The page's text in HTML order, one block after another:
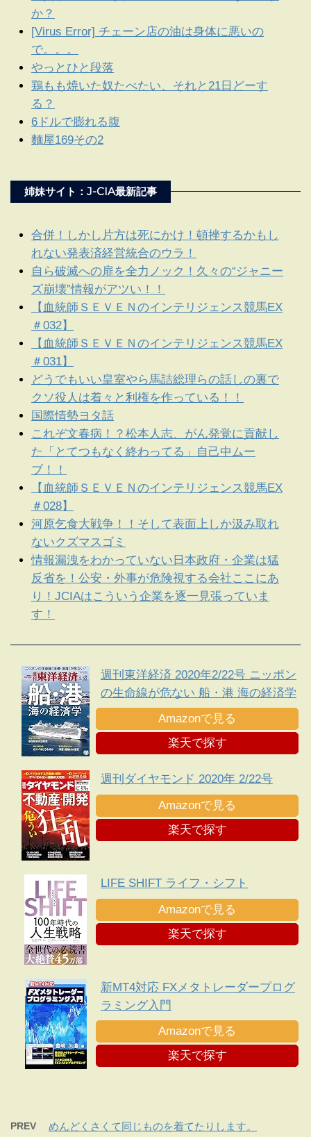
か？
[Virus Error] チェーン店の油は身体に悪いの
で。。。
やっとひと段落
鶏もも焼いた奴たべたい、それと21日どーす
る？
6ドルで膨れる腹
麵屋169その2
姉妹サイト：J-CIA最新記事
合併！しかし片方は死にかけ！頓挫するかもし
れない発表済経営統合のウラ！
自ら破滅への扉を全力ノック！久々の“ジャニー
ズ崩壊”情報がアツい！！
【血統師ＳＥＶＥＮのインテリジェンス競馬EX
＃032】
【血統師ＳＥＶＥＮのインテリジェンス競馬EX
＃031】
どうでもいい皇室やら馬詰総理らの話しの裏で
クソ役人は着々と利権を作っている！！
国際情勢ヨタ話
これぞ文春病！？松本人志、がん発覚に貢献し
た「とてつもなく終わってる」自己中ムー
ブ！！
【血統師ＳＥＶＥＮのインテリジェンス競馬EX
＃028】
河原乞食大戦争！！そして表面上しか汲み取れ
ないクズマスゴミ
情報漏洩をわかっていない日本政府・企業は猛
反省を！公安・外事が危険視する会社ここにあ
り！JCIAはこういう企業を逐一見張っていま
す！
週刊東洋経済 2020年2/22号 ニッポン
の生命線が危ない 船・港 海の経済学
Amazonで見る
楽天で探す
週刊ダイヤモンド 2020年 2/22号
Amazonで見る
楽天で探す
LIFE SHIFT ライフ・シフト
Amazonで見る
楽天で探す
新MT4対応 FXメタトレーダープログ
ラミング入門
Amazonで見る
楽天で探す
PREV めんどくさくて同じものを着てたりします。